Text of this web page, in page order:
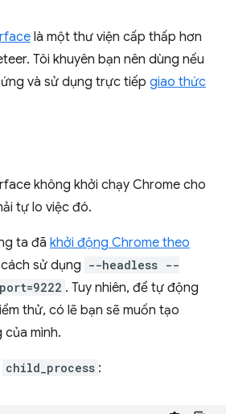
là một thư viện cấp thấp hơn
Tôi khuyên bạn nên dùng nếu
và sử dụng trực tiếp giao thức
không khởi chạy Chrome cho
tự lo việc đó.
ta đã khởi động Chrome theo
sử dụng --headless --
. Tuy nhiên, để tự động
thử, có lẽ bạn sẽ muốn tạo
mình.
child_process :